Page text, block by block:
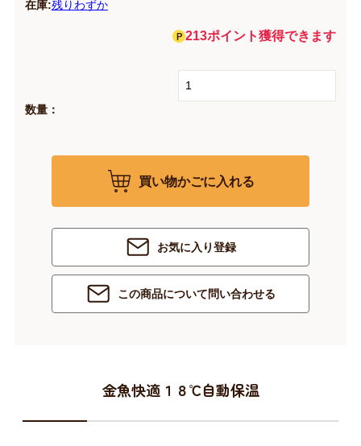
在庫:残りわずか
213ポイント獲得できます
数量：
買い物かごに入れる
お気に入り登録
この商品について問い合わせる
金魚快適１８℃自動保温